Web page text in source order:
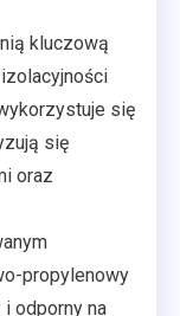
kluczową
się
się
oraz
propylenowy
odporny na